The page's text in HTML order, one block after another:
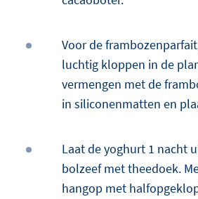
Voor de
luchtig kloppen in de
vermengen met de
in siliconenmatten en
Laat de yoghurt 1 nacht
bolzeef met theedoek.
hangop met